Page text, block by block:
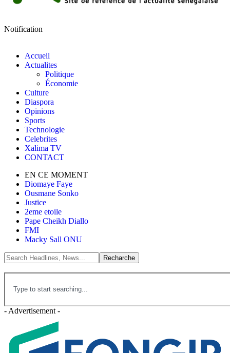
Notification
Accueil
Actualites
Politique
Économie
Culture
Diaspora
Opinions
Sports
Technologie
Celebrites
Xalima TV
CONTACT
EN CE MOMENT
Diomaye Faye
Ousmane Sonko
Justice
2eme etoile
Pape Cheikh Diallo
FMI
Macky Sall ONU
- Advertisement -